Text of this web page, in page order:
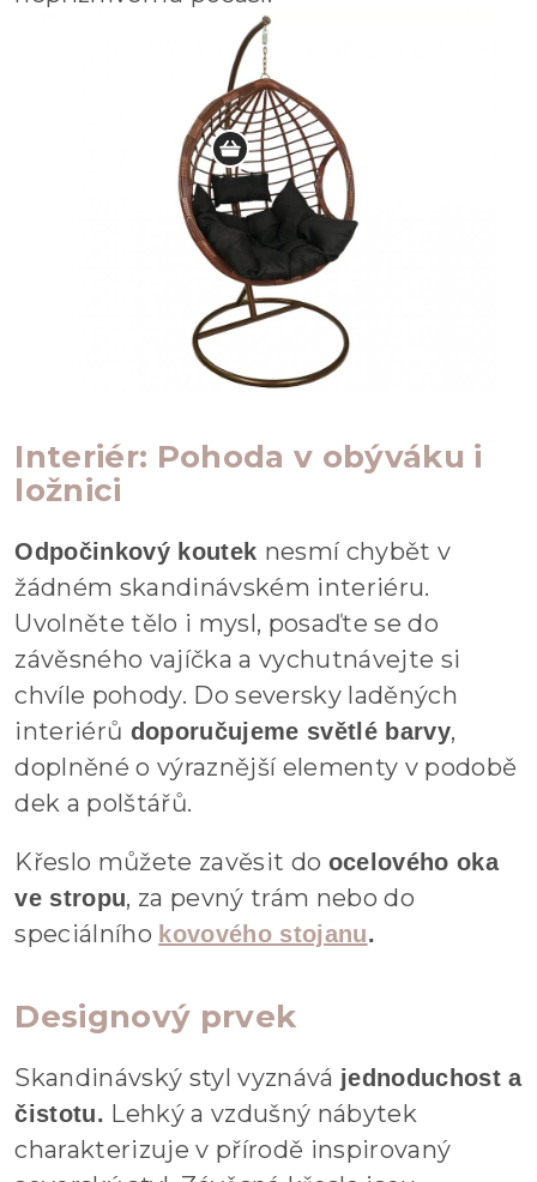
Interiér: Pohoda v obýváku i
ložnici
Odpočinkový koutek nesmí chybět v
žádném skandinávském interiéru.
Uvolněte tělo i mysl, posaďte se do
závěsného vajíčka a vychutnávejte si
chvíle pohody. Do seversky laděných
interiérů doporučujeme světlé barvy,
doplněné o výraznější elementy v podobě
dek a polštářů.
Křeslo můžete zavěsit do ocelového oka
ve stropu, za pevný trám nebo do
speciálního kovového stojanu.
Designový prvek
Skandinávský styl vyznává jednoduchost a
čistotu. Lehký a vzdušný nábytek
charakterizuje v přírodě inspirovaný